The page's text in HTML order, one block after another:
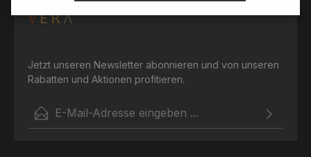
Jetzt unseren Newsletter abonnieren und von unseren
Rabatten und Aktionen profitieren.
E-Mail-Adresse*